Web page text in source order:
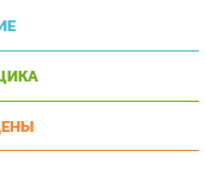
до ТК -бесплатна.